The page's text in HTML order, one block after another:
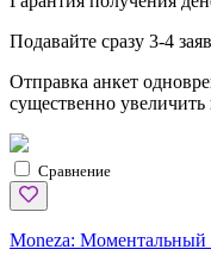
Подавайте сразу 3-4
Отправка анкет
существенно увеличить
Сравнение
Moneza: Моментальный